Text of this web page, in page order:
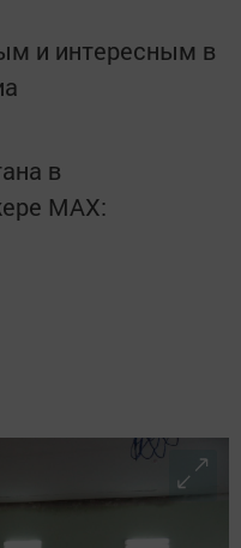
и интересным в
в
MАХ: